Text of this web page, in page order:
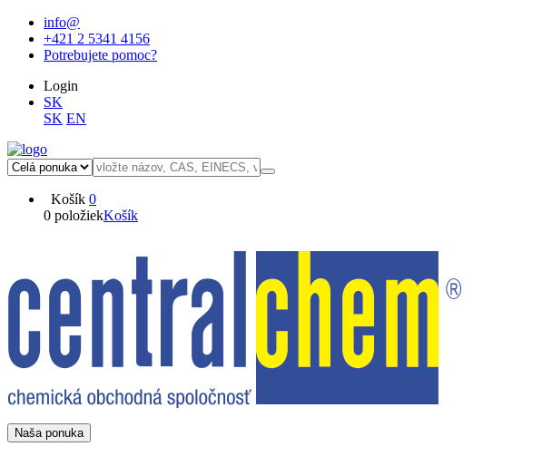
info@
+421 2 5341 4156
Potrebujete pomoc?
Login
SK
SK EN
Košík 0
0 položiekKošík
Naša ponuka